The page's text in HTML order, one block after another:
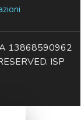
13868590962
ISP